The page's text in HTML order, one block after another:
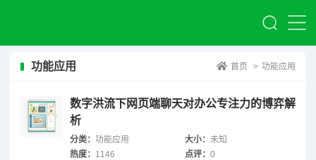
功能应用 首页 > 功能应用
数字洪流下网页端聊天对办公专注力的博弈解
析
分类： 功能应用 大小：未知
热度： 1146 点评：0